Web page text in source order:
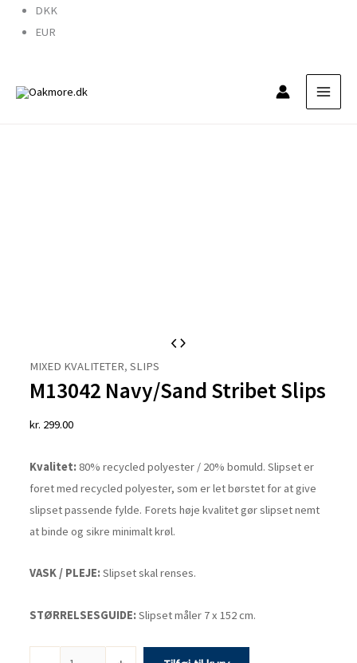
DKK
EUR
MIXED KVALITETER,SLIPS
M13042 Navy/Sand Stribet Slips
kr. 299.00
Kvalitet: 80% recycled polyester / 20% bomuld. Slipset er
foret med recycled polyester, som er let børstet for at give
slipset passende fylde. Forets høje kvalitet gør slipset nemt
at binde og sikre minimalt krøl.
VASK / PLEJE: Slipset skal renses.
STØRRELSESGUIDE: Slipset måler 7 x 152 cm.
Navy/Sand
Stribet
antal